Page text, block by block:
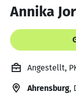
Annika
Angestellt,
Ahrensburg,